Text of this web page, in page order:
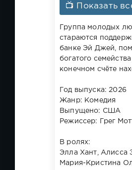
📺 Показать
Группа молодых
стараются
банке Эй Джей,
богатого
конечном счёте
Год выпуска: 2026
Жанр: Комедия
Выпущено: США
Режиссер: Грег
В ролях:
Элла Хант, Алисса
Мария-Кристина